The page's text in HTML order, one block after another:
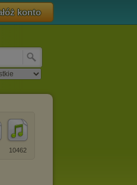
konto
10462